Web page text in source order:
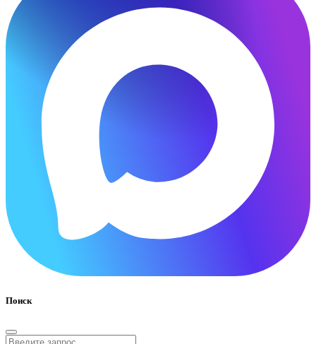
Поиск